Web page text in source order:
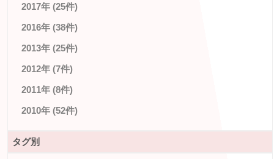
2017年 (25件)
2016年 (38件)
2013年 (25件)
2012年 (7件)
2011年 (8件)
2010年 (52件)
タグ別